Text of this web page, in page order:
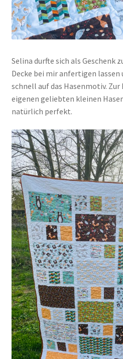
Selina durfte sich als Geschenk
Decke bei mir anfertigen lassen
schnell auf das Hasenmotiv.
eigenen geliebten kleinen
natürlich perfekt.